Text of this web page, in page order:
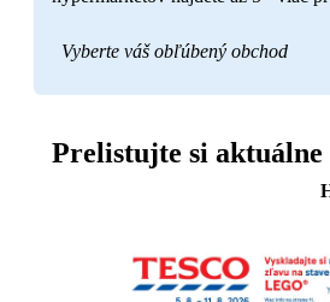
Vyberte váš obľúbený obchod
Prelistujte si